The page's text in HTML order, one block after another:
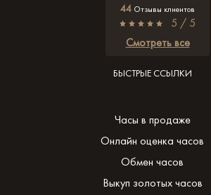
44 Отзывы клиентов
5 / 5
Смотреть все
БЫСТРЫЕ ССЫЛКИ
Часы в продаже
Онлайн оценка часов
Обмен часов
Выкуп золотых часов